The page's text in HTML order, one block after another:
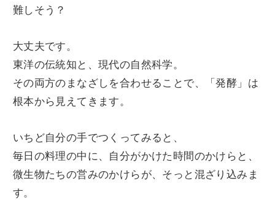
難しそう？
大丈夫です。
東洋の伝統知と、現代の自然科学。
その両方のまなざしを合わせることで、「発酵」は
根本から見えてきます。
いちど自分の手でつくってみると、
毎日の料理の中に、自分がかけた時間のかけらと、
微生物たちの営みのかけらが、そっと混ざり込みま
す。